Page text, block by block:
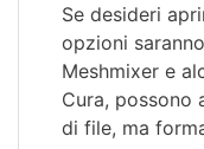
Se desideri
opzioni
Meshmixer e
Cura, possono
di file, ma